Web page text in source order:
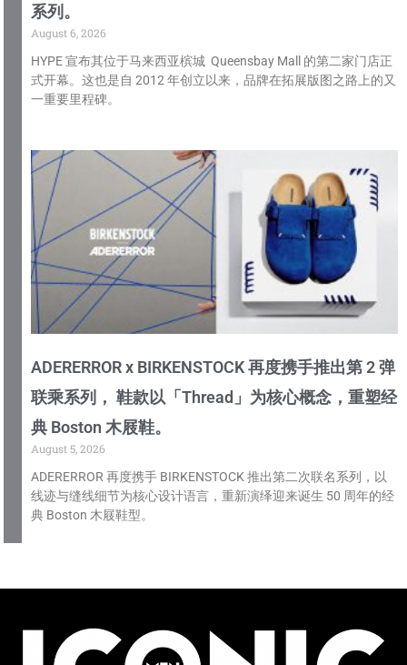
系列。
August 6, 2026
HYPE 宣布其位于马来西亚槟城 Queensbay Mall 的第二家门店正
式开幕。这也是自 2012 年创立以来，品牌在拓展版图之路上的又
一重要里程碑。
ADERERROR x BIRKENSTOCK 再度携手推出第 2 弹
联乘系列， 鞋款以「Thread」为核心概念，重塑经
典 Boston 木屐鞋。
August 5, 2026
ADERERROR 再度携手 BIRKENSTOCK 推出第二次联名系列，以
线迹与缝线细节为核心设计语言，重新演绎迎来诞生 50 周年的经
典 Boston 木屐鞋型。